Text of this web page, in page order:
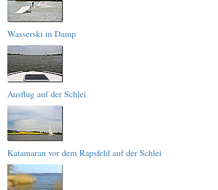
Wasserski in Damp
Ausflug auf der Schlei
Katamaran vor dem Rapsfeld auf der Schlei